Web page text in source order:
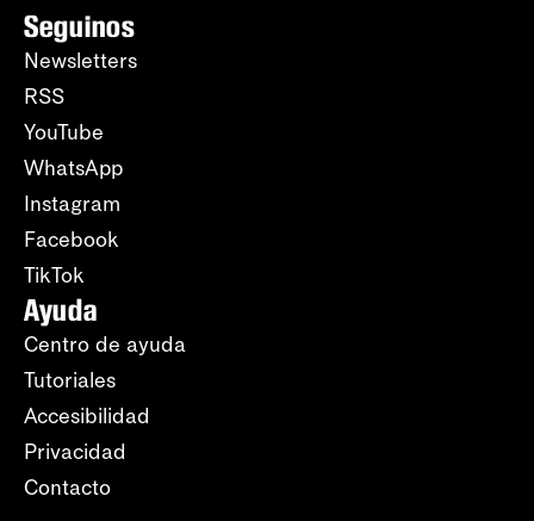
Seguinos
Newsletters
RSS
YouTube
WhatsApp
Instagram
Facebook
TikTok
Ayuda
Centro de ayuda
Tutoriales
Accesibilidad
Privacidad
Contacto